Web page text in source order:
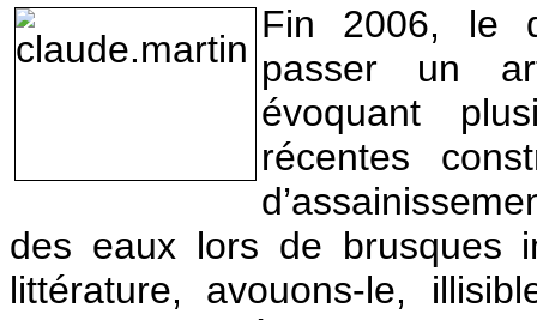
Fin 2006, le
passer un
évoquant
récentes
des eaux lors de brusques
littérature, avouons-le,